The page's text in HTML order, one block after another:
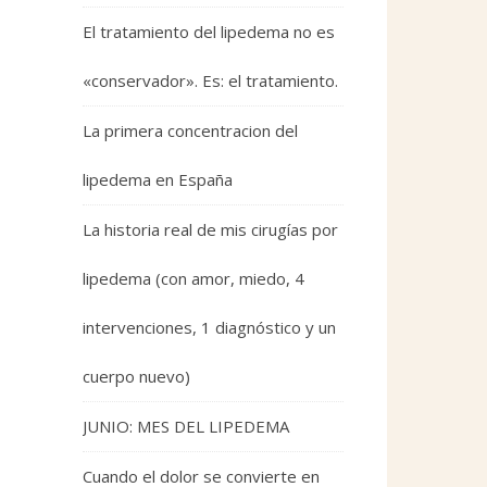
El tratamiento del lipedema no es
«conservador». Es: el tratamiento.
La primera concentracion del
lipedema en España
La historia real de mis cirugías por
lipedema (con amor, miedo, 4
intervenciones, 1 diagnóstico y un
cuerpo nuevo)
JUNIO: MES DEL LIPEDEMA
Cuando el dolor se convierte en